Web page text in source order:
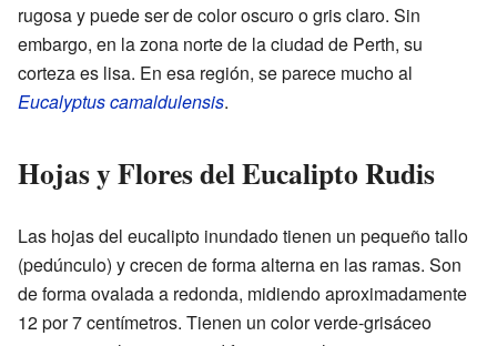
rugosa y puede ser de color oscuro o gris claro. Sin
embargo, en la zona norte de la ciudad de Perth, su
corteza es lisa. En esa región, se parece mucho al
Eucalyptus camaldulensis.
Hojas y Flores del Eucalipto Rudis
Las hojas del eucalipto inundado tienen un pequeño tallo
(pedúnculo) y crecen de forma alterna en las ramas. Son
de forma ovalada a redonda, midiendo aproximadamente
12 por 7 centímetros. Tienen un color verde-grisáceo